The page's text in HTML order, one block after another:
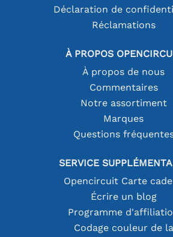
Déclaration de
Réclamations
À PROPOS
À propos de nous
Commentaires
Notre assortiment
Marques
Questions
SERVICE
Opencircuit Carte
Écrire un blog
Programme
Codage couleur de la